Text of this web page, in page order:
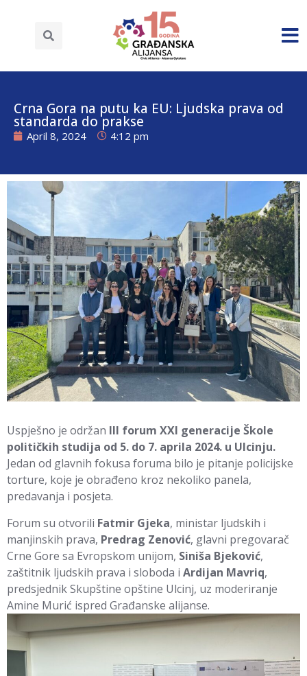
Crna Gora na putu ka EU: Ljudska prava od
standarda do prakse
April 8, 2024 4:12 pm
Uspješno je održan III forum XXI generacije Škole
političkih studija od 5. do 7. aprila 2024. u Ulcinju.
Jedan od glavnih fokusa foruma bilo je pitanje policijske
torture, koje je obrađeno kroz nekoliko panela,
predavanja i posjeta.
Forum su otvorili Fatmir Gjeka, ministar ljudskih i
manjinskih prava, Predrag Zenović, glavni pregovarač
Crne Gore sa Evropskom unijom, Siniša Bjeković,
zaštitnik ljudskih prava i sloboda i Ardijan Mavriq,
predsjednik Skupštine opštine Ulcinj, uz moderiranje
Amine Murić ispred Građanske alijanse.